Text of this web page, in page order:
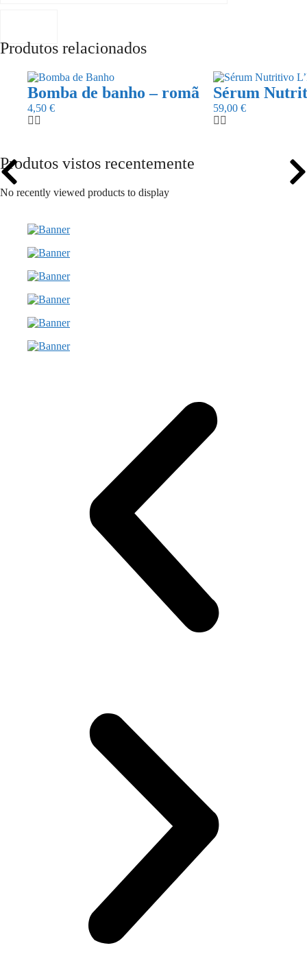
Produtos relacionados
Bomba de banho – romã
4,50 €
Sérum
59,00 €
Produtos vistos recentemente
No recently viewed products to display